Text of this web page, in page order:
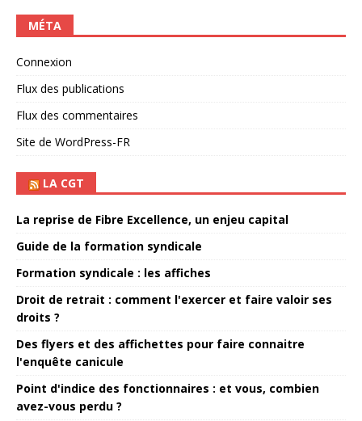
MÉTA
Connexion
Flux des publications
Flux des commentaires
Site de WordPress-FR
LA CGT
La reprise de Fibre Excellence, un enjeu capital
Guide de la formation syndicale
Formation syndicale : les affiches
Droit de retrait : comment l'exercer et faire valoir ses
droits ?
Des flyers et des affichettes pour faire connaitre
l'enquête canicule
Point d'indice des fonctionnaires : et vous, combien
avez-vous perdu ?